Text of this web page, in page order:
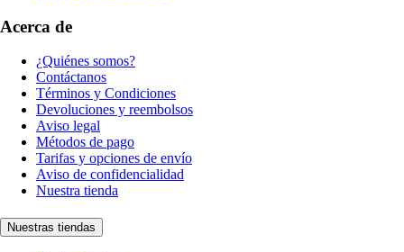
Acerca de
¿Quiénes somos?
Contáctanos
Términos y Condiciones
Devoluciones y reembolsos
Aviso legal
Métodos de pago
Tarifas y opciones de envío
Aviso de confidencialidad
Nuestra tienda
Nuestras tiendas